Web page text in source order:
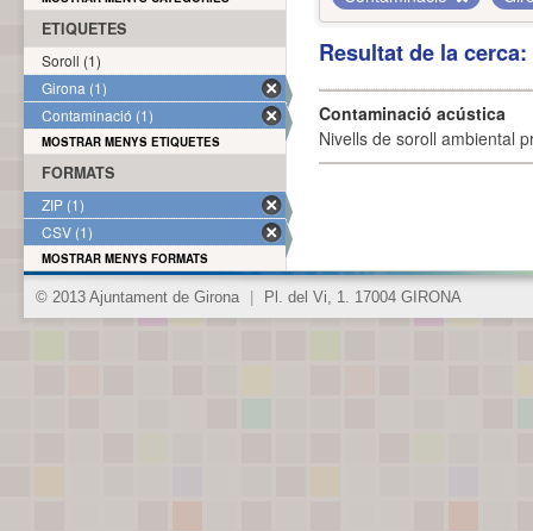
Resultat de la
Contaminació acústica
Nivells de soroll ambiental
ETIQUETES
Soroll (1)
Girona (1)
Contaminació (1)
MOSTRAR MENYS ETIQUETES
FORMATS
ZIP (1)
CSV (1)
MOSTRAR MENYS FORMATS
© 2013 Ajuntament de Girona Pl. del Vi, 1. 17004 GIRONA